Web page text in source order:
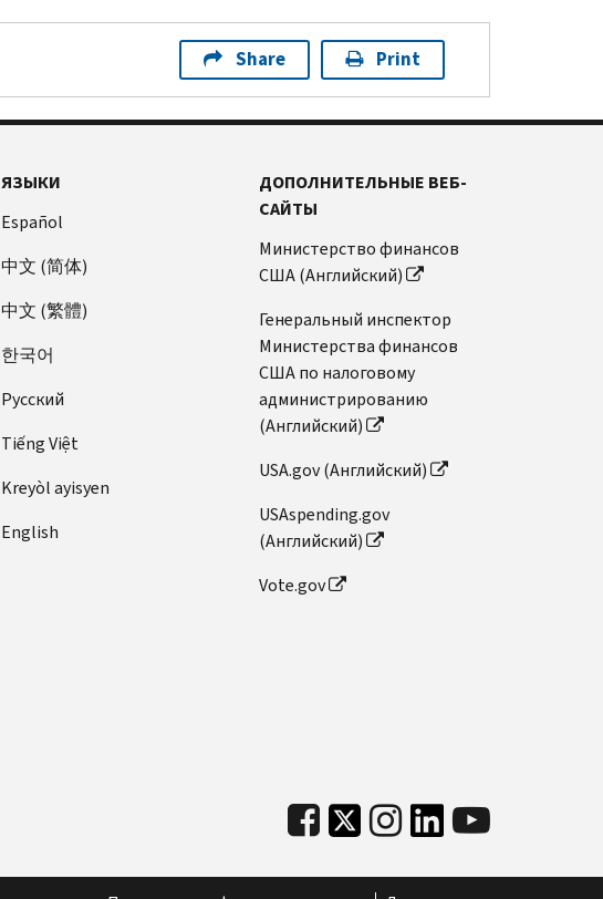
Share Print
ЯЗЫКИ
Español
中文 (简体)
中文 (繁體)
한국어
Pусский
Tiếng Việt
Kreyòl ayisyen
English
ДОПОЛНИТЕЛЬНЫЕ ВЕБ-
САЙТЫ
Министерство финансов
США (Английский)
Генеральный инспектор
Министерства финансов
США по налоговому
администрированию
(Английский)
USA.gov (Английский)
USAspending.gov
(Английский)
Vote.gov